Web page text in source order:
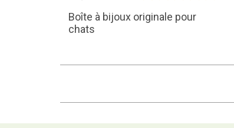
Boîte à bijoux originale pour
chats